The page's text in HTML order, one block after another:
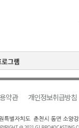
약관 개인정보취급방침